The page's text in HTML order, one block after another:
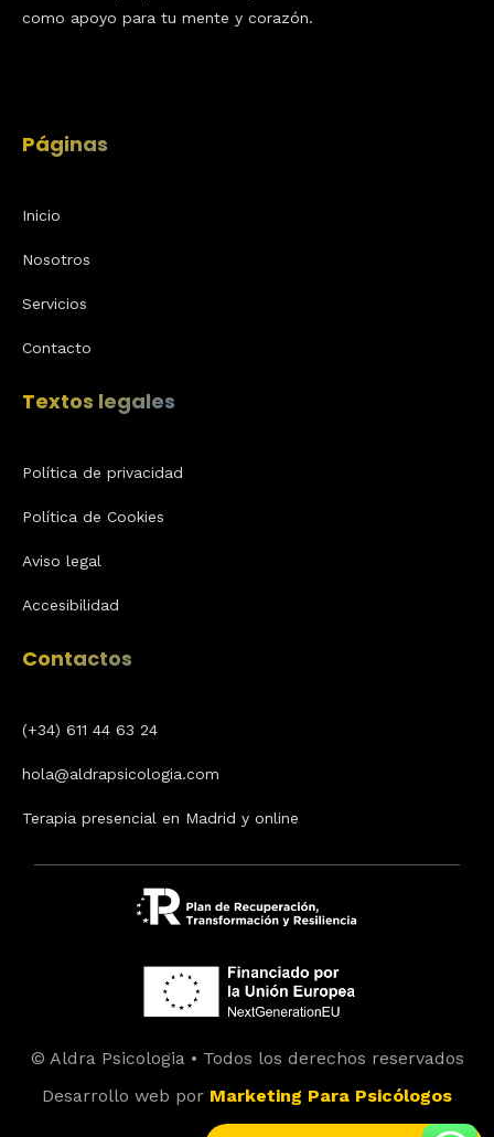
como apoyo para tu mente y corazón.
Páginas
Inicio
Nosotros
Servicios
Contacto
Textos legales
Política de privacidad
Política de Cookies
Aviso legal
Accesibilidad
Contactos
(+34) 611 44 63 24
hola@aldrapsicologia.com
Terapia presencial en Madrid y online
© Aldra Psicologia • Todos los derechos reservados
Desarrollo web por Marketing Para Psicólogos